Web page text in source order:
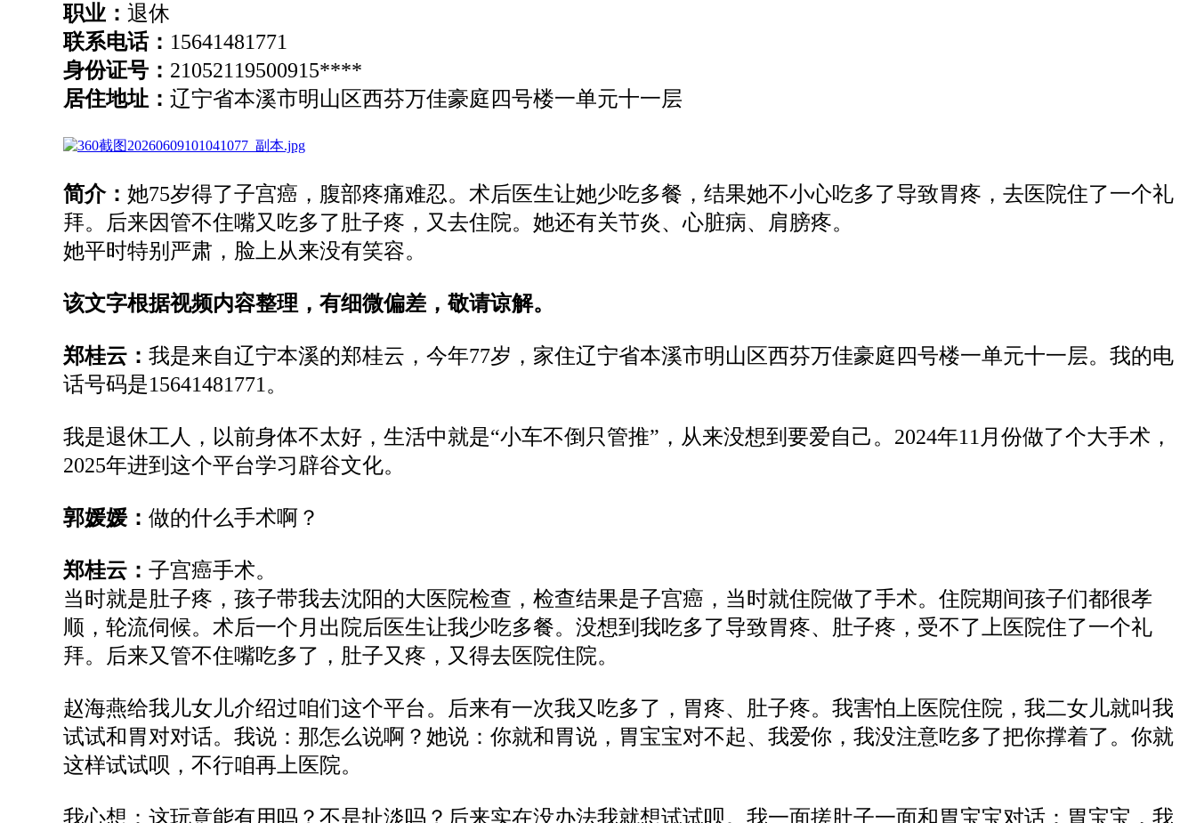
职业： 退休
联系电话： 15641481771
身份证号： 21052119500915****
居住地址： 辽宁省本溪市明山区西芬万佳豪庭四号楼一单元十一层
简介： 她75岁得了子宫癌，腹部疼痛难忍。术后医生让她少吃多餐，结果她不小心吃多了导致胃疼，去医院住了一个礼
拜。后来因管不住嘴又吃多了肚子疼，又去住院。她还有关节炎、心脏病、肩膀疼。
她平时特别严肃，脸上从来没有笑容。
该文字根据视频内容整理，有细微偏差，敬请谅解。
郑桂云： 我是来自辽宁本溪的郑桂云，今年77岁，家住辽宁省本溪市明山区西芬万佳豪庭四号楼一单元十一层。我的电
话号码是15641481771。
我是退休工人，以前身体不太好，生活中就是“小车不倒只管推”，从来没想到要爱自己。2024年11月份做了个大手术，
2025年进到这个平台学习辟谷文化。
郭媛媛： 做的什么手术啊？
郑桂云： 子宫癌手术。
当时就是肚子疼，孩子带我去沈阳的大医院检查，检查结果是子宫癌，当时就住院做了手术。住院期间孩子们都很孝
顺，轮流伺候。术后一个月出院后医生让我少吃多餐。没想到我吃多了导致胃疼、肚子疼，受不了上医院住了一个礼
拜。后来又管不住嘴吃多了，肚子又疼，又得去医院住院。
赵海燕给我儿女儿介绍过咱们这个平台。后来有一次我又吃多了，胃疼、肚子疼。我害怕上医院住院，我二女儿就叫我
试试和胃对对话。我说：那怎么说啊？她说：你就和胃说，胃宝宝对不起、我爱你，我没注意吃多了把你撑着了。你就
这样试试呗，不行咱再上医院。
我心想：这玩意能有用吗？不是扯淡吗？后来实在没办法我就想试试呗。我一面搓肚子一面和胃宝宝对话：胃宝宝，我